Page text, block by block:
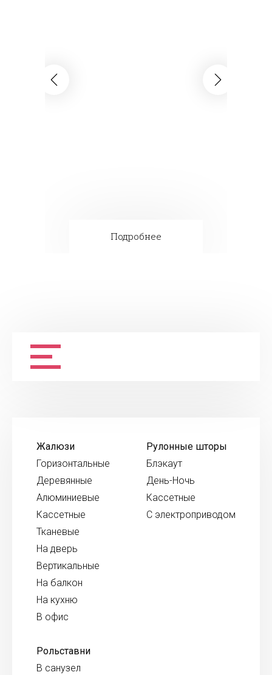
Подробнее
Жалюзи
Горизонтальные
Деревянные
Алюминиевые
Кассетные
Тканевые
На дверь
Вертикальные
На балкон
На кухню
В офис
Рулонные шторы
Блэкаут
День-Ночь
Кассетные
С электроприводом
Рольставни
В санузел